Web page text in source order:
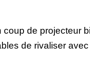
coup de projecteur
de rivaliser